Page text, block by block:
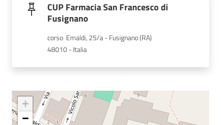
a...
Bandi
CUP Farmacia San Francesco di
Fusignano
corso  Emaldi, 25/a - Fusignano (RA)
48010 - Italia
+
−